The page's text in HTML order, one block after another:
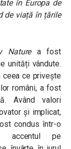
în Europa de
de viață în țările
Naturea fost
unități vândute.
ceea ce privește
români, a fost
Având valori
și implicat,
condus într-o
accentul pe